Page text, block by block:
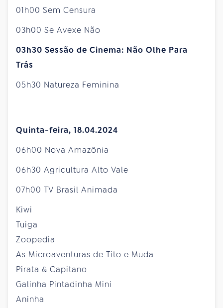
01h00 Sem Censura
03h00 Se Avexe Não
03h30 Sessão de Cinema: Não Olhe Para
Trás
05h30 Natureza Feminina
Quinta-feira, 18.04.2024
06h00 Nova Amazônia
06h30 Agricultura Alto Vale
07h00 TV Brasil Animada
Kiwi
Tuiga
Zoopedia
As Microaventuras de Tito e Muda
Pirata & Capitano
Galinha Pintadinha Mini
Aninha